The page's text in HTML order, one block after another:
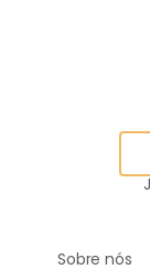
Sobre nós